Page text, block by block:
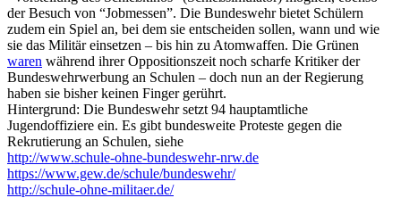
der Besuch von “Jobmessen”. Die Bundeswehr bietet Schülern
zudem ein Spiel an, bei dem sie entscheiden sollen, wann und wie
sie das Militär einsetzen – bis hin zu Atomwaffen. Die Grünen
waren während ihrer Oppositionszeit noch scharfe Kritiker der
Bundeswehrwerbung an Schulen – doch nun an der Regierung
haben sie bisher keinen Finger gerührt.
Hintergrund: Die Bundeswehr setzt 94 hauptamtliche
Jugendoffiziere ein. Es gibt bundesweite Proteste gegen die
Rekrutierung an Schulen, siehe
http://www.schule-ohne-bundeswehr-nrw.de
https://www.gew.de/schule/bundeswehr/
http://schule-ohne-militaer.de/